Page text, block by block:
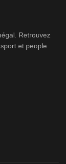
Retrouvez
et people